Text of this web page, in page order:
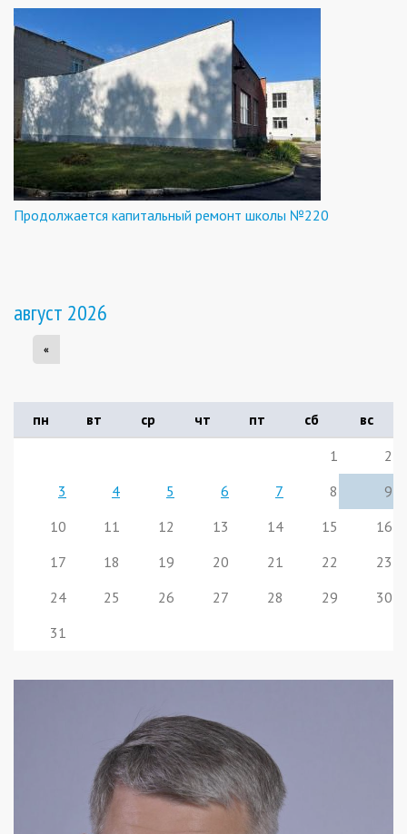
Продолжается капитальный ремонт школы №220
август 2026
«
пн вт ср чт пт сб
вс
1
2
3
4 5 6 7 8
9
10
11 12 13 14 15
16
17
18 19 20 21 22
23
24
25 26 27 28 29
30
31